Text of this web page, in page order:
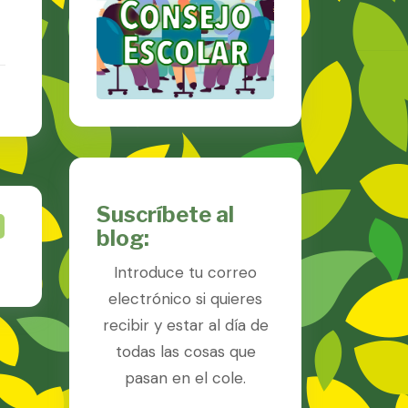
Suscríbete al
blog:
Introduce tu correo
electrónico si quieres
recibir y estar al día de
todas las cosas que
pasan en el cole.